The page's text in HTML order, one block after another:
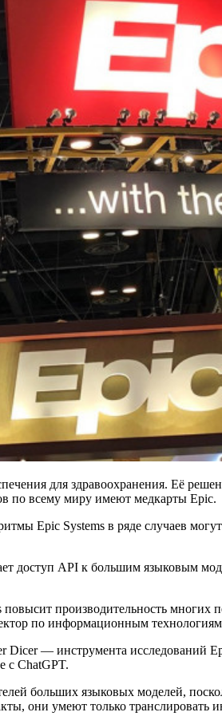
для здравоохранения. Её
по всему миру имеют медкарты Epic.
Epic Systems в ряде случаев
доступ API к большим языковым
производительность многих
по информационным
Dicer — инструмента
с ChatGPT.
больших языковых моделей,
они умеют только транслировать